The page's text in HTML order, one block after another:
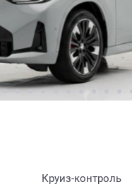
Круиз-контроль